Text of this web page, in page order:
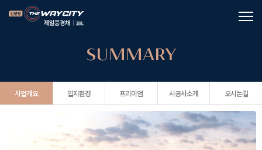
SUMMARY
사업개요 입지환경 프리미엄 시공사소개 오시는길